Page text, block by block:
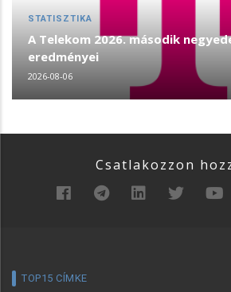
STATISZTIKA
A Telekom 2026. második
eredményei
2026-08-06
Csatlakozzon
TOP15 CÍMKE